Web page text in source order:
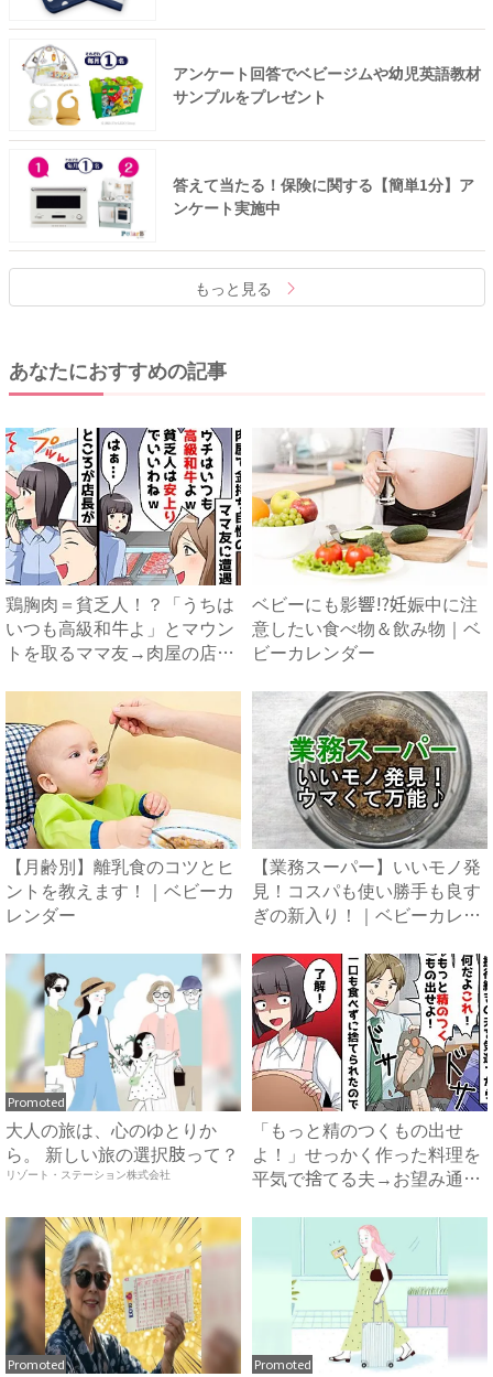
アンケート回答でベビージムや幼児英語教材
サンプルをプレゼント
答えて当たる！保険に関する【簡単1分】ア
ンケート実施中
もっと見る
あなたにおすすめの記事
鶏胸肉＝貧乏人！？「うちは
いつも高級和牛よ」とマウン
トを取るママ友→肉屋の店主
ベビーにも影響!?妊娠中に注
意したい食べ物＆飲み物｜ベ
ビーカレンダー
【月齢別】離乳食のコツとヒ
ントを教えます！｜ベビーカ
レンダー
【業務スーパー】いいモノ発
見！コスパも使い勝手も良す
ぎの新入り！｜ベビーカレン
Promoted
大人の旅は、心のゆとりか
ら。 新しい旅の選択肢って？
リゾート・ステーション株式会社
「もっと精のつくもの出せ
よ！」せっかく作った料理を
平気で捨てる夫→お望み通り
Promoted Promoted